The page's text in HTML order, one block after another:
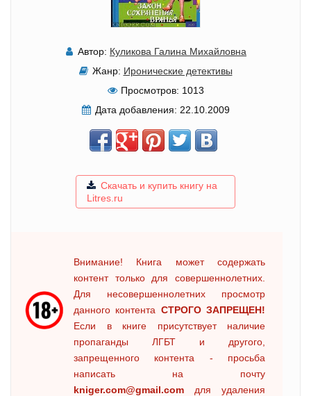
Автор: Куликова Галина Михайловна
Жанр: Иронические детективы
Просмотров: 1013
Дата добавления: 22.10.2009
Скачать и купить книгу на
Litres.ru
Внимание! Книга может содержать
контент только для совершеннолетних.
Для несовершеннолетних просмотр
данного контента СТРОГО ЗАПРЕЩЕН!
Если в книге присутствует наличие
пропаганды ЛГБТ и другого,
запрещенного контента - просьба
написать на почту
kniger.com@gmail.com для удаления